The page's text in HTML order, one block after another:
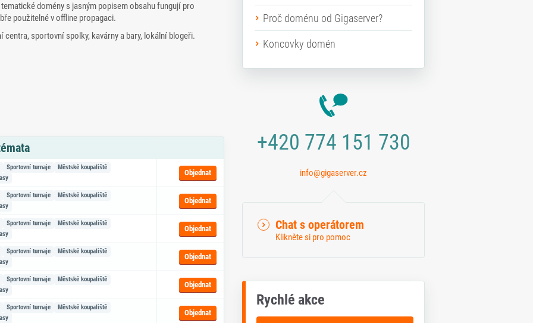
domény s jasným popisem obsahu fungují pro
použitelné v offline propagaci.
centra, sportovní spolky, kavárny a bary, lokální blogeři.
na objednávku
Sportovní turnaje
Městské koupaliště
Objednat
Sportovní turnaje
Městské koupaliště
Objednat
Sportovní turnaje
Městské koupaliště
Objednat
Sportovní turnaje
Městské koupaliště
Objednat
Sportovní turnaje
Městské koupaliště
Objednat
Sportovní turnaje
Městské koupaliště
Objednat
Proč doménu od Gigaserver?
Koncovky domén
+420 774 151 730
info@gigaserver.cz
Chat s operátorem
Klikněte si pro pomoc
Rychlé akce